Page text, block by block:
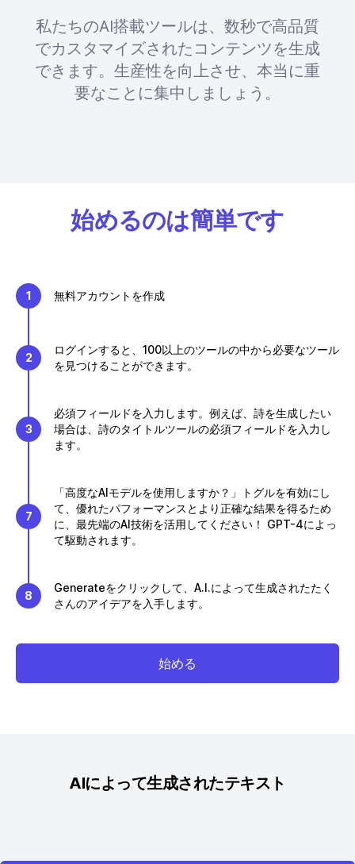
私たちのAI搭載ツールは、数秒で高品質
でカスタマイズされたコンテンツを生成
できます。生産性を向上させ、本当に重
要なことに集中しましょう。
始めるのは簡単です
1 無料アカウントを作成
2
ログインすると、100以上のツールの中から必要なツール
を見つけることができます。
3
必須フィールドを入力します。例えば、詩を生成したい
場合は、詩のタイトルツールの必須フィールドを入力し
ます。
7
「高度なAIモデルを使用しますか？」トグルを有効にし
て、優れたパフォーマンスとより正確な結果を得るため
に、最先端のAI技術を活用してください！ GPT-4によっ
て駆動されます。
8
Generateをクリックして、A.I.によって生成されたたく
さんのアイデアを入手します。
始める
AIによって生成されたテキスト